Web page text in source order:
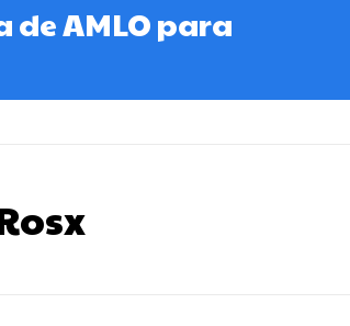
de AMLO para